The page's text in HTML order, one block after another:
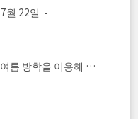
월 22일
름 방학을 이용해 …